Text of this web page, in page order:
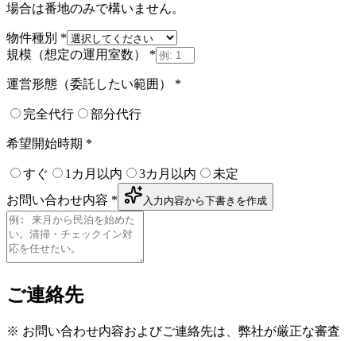
場合は番地のみで構いません。
物件種別 *
規模（想定の運用室数） *
運営形態（委託したい範囲） *
完全代行 部分代行
希望開始時期 *
すぐ 1カ月以内 3カ月以内
未定
お問い合わせ内容 * 入力内容から下書きを作成
ご連絡先
※ お問い合わせ内容およびご連絡先は、弊社が厳正な審査